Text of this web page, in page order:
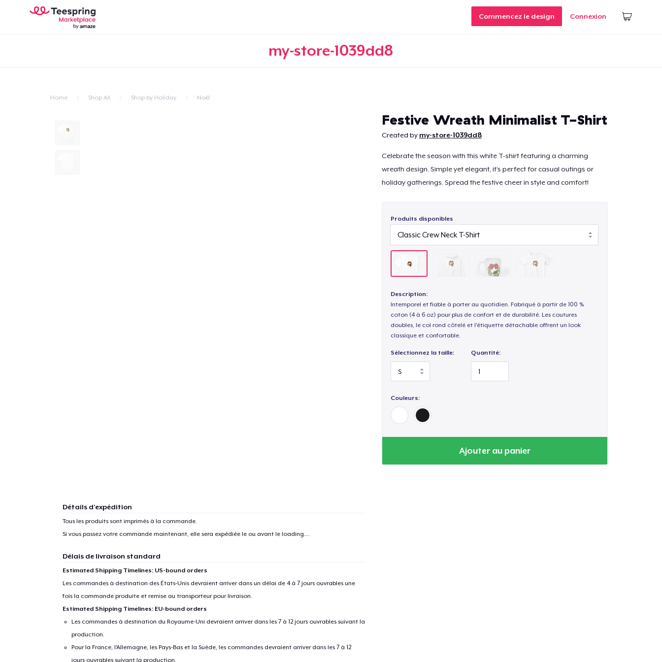
Commencez le design Connexion
my-store-1039dd8
Home Shop All Shop by Holiday Noël
Festive Wreath Minimalist T-Shirt
Created by my-store-1039dd8
Celebrate the season with this white T-shirt featuring a charming
wreath design. Simple yet elegant, it’s perfect for casual outings or
holiday gatherings. Spread the festive cheer in style and comfort!
Produits disponibles
Description:
Intemporel et fiable à porter au quotidien. Fabriqué à partir de 100 %
coton (4 à 6 oz) pour plus de confort et de durabilité. Les coutures
doubles, le col rond côtelé et l'étiquette détachable offrent un look
classique et confortable.
Sélectionnez la taille: Quantité:
Couleurs:
Ajouter au panier
Détails d'expédition
Tous les produits sont imprimés à la commande.
Si vous passez votre commande maintenant, elle sera expédiée le ou avant le loading....
Délais de livraison standard
Estimated Shipping Timelines: US-bound orders
Les commandes à destination des États-Unis devraient arriver dans un délai de 4 à 7 jours ouvrables une
fois la commande produite et remise au transporteur pour livraison.
Estimated Shipping Timelines: EU-bound orders
Les commandes à destination du Royaume-Uni devraient arriver dans les 7 à 12 jours ouvrables suivant la
production.
Pour la France, l'Allemagne, les Pays-Bas et la Suède, les commandes devraient arriver dans les 7 à 12
jours ouvrables suivant la production.